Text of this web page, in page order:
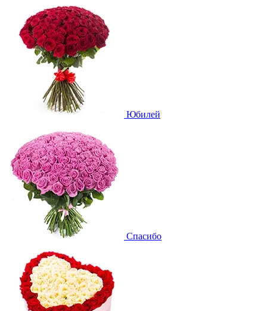
Юбилей
Спасибо